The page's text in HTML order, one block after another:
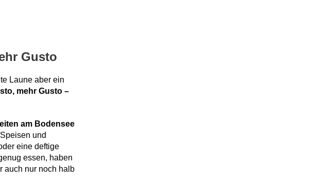
Gusto
Laune aber ein
mehr Gusto –
am Bodensee
und
eine deftige
essen, haben
auch nur noch halb